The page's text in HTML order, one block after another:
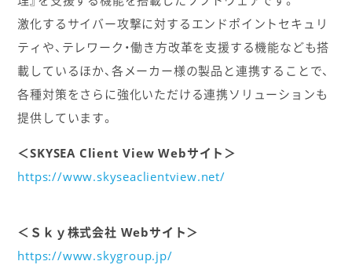
激化するサイバー攻撃に対するエンドポイントセキュリ
ティや、テレワーク・働き方改革を支援する機能なども搭
載しているほか、各メーカー様の製品と連携することで、
各種対策をさらに強化いただける連携ソリューションも
提供しています。
＜SKYSEA Client View Webサイト＞
https://www.skyseaclientview.net/
＜Ｓｋｙ株式会社 Webサイト＞
https://www.skygroup.jp/